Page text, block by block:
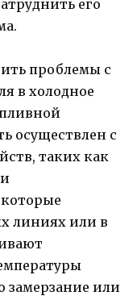
его
проблемы с
в холодное
осуществлен с
таких как
линиях или в
замерзание или